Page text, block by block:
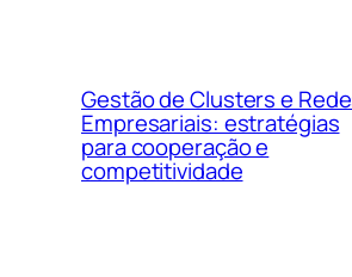
Gestão de Clusters e
Empresariais: estratégias
para cooperação e
competitividade